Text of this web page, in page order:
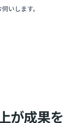
いします。
が成果を